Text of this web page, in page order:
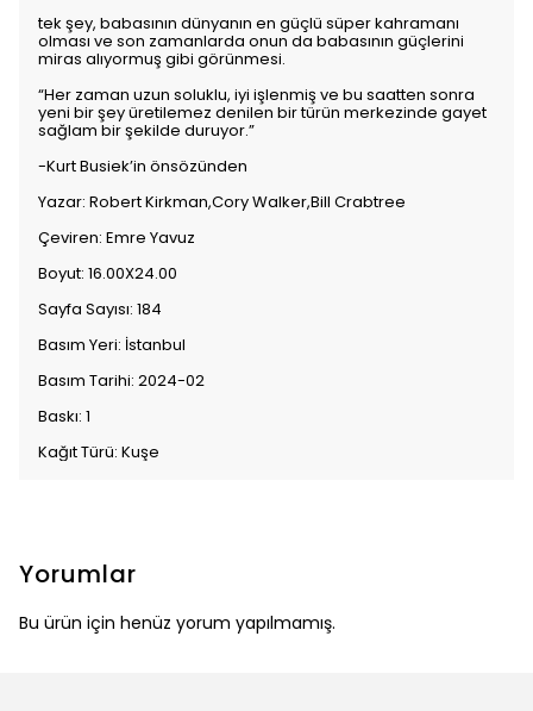
tek şey, babasının dünyanın en güçlü süper kahramanı
olması ve son zamanlarda onun da babasının güçlerini
miras alıyormuş gibi görünmesi.
“Her zaman uzun soluklu, iyi işlenmiş ve bu saatten sonra
yeni bir şey üretilemez denilen bir türün merkezinde gayet
sağlam bir şekilde duruyor.”
-Kurt Busiek’in önsözünden
Yazar: Robert Kirkman,Cory Walker,Bill Crabtree
Çeviren: Emre Yavuz
Boyut: 16.00X24.00
Sayfa Sayısı: 184
Basım Yeri: İstanbul
Basım Tarihi: 2024-02
Baskı: 1
Kağıt Türü: Kuşe
Yorumlar
Bu ürün için henüz yorum yapılmamış.